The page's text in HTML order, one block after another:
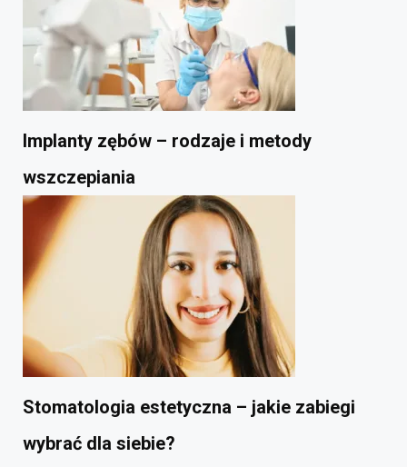
Implanty zębów – rodzaje i metody
wszczepiania
Stomatologia estetyczna – jakie zabiegi
wybrać dla siebie?